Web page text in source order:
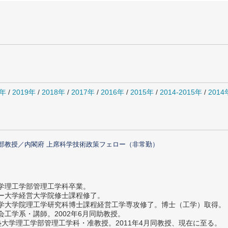
/ 2019年 / 2018年 / 2017年 / 2016年 / 2015年 / 2014-2015年 / 2014
教授／内閣府 上席科学技術政策フェロー（非常勤）
工学部管理工学科卒業。
学経営大学院修士課程修了。
大学院理工学研究科博士課程経営工学専攻修了。博士（工学）取得。
工学系・講師。2002年6月同助教授。
学理工学部管理工学科・准教授。2011年4月同教授、現在に至る。